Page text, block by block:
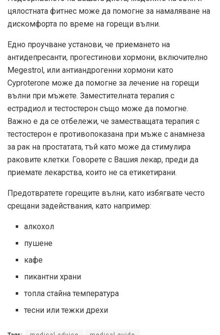
цялостната фитнес може да помогне за намаляване на
дискомфорта по време на горещи вълни.
Едно проучване установи, че приемането на
антидепресанти, прогестинови хормони, включително
Megestrol, или антиандрогенни хормони като
Cyproterone може да помогне за лечение на горещи
вълни при мъжете. Заместителната терапия с
естрадиол и тестостерон също може да помогне.
Важно е да се отбележи, че заместващата терапия с
тестостерон е противопоказана при мъже с анамнеза
за рак на простатата, тъй като може да стимулира
раковите клетки. Говорете с Вашия лекар, преди да
приемате лекарства, които не са етикетирани.
Предотвратете горещите вълни, като избягвате често
срещани задействания, като например:
алкохол
пушене
кафе
пикантни храни
топла стайна температура
тесни или тежки дрехи